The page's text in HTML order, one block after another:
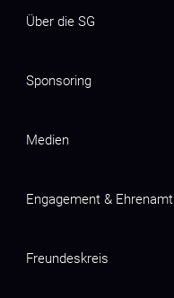
Über die SG
Sponsoring
Medien
Engagement & Ehrenamt
Freundeskreis